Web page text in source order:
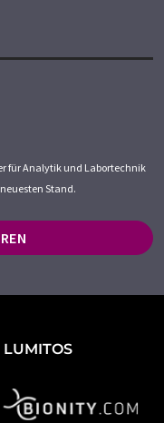
für Analytik und Labortechnik
Stand.